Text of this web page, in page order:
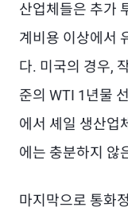
산업체들은 추가
계비용 이상에서
다. 미국의 경우,
준의 WTI 1년물
에서 셰일 생산업
에는 충분하지 않
마지막으로 통화